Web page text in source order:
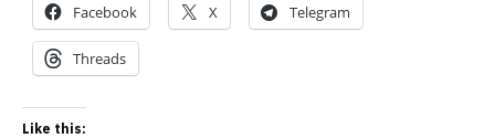
Facebook X Telegram
Threads
Like this: